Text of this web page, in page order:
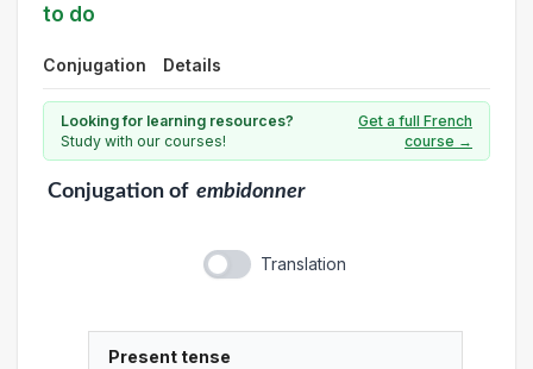
to do
Conjugation Details
Looking for learning resources?
Study with our courses!
Get a full French
course →
Conjugationof embidonner
Translation
Present tense